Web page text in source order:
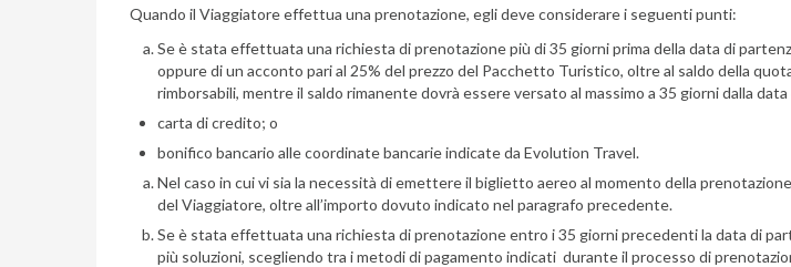
Quando il Viaggiatore effettua una prenotazione, egli deve considerare i seguenti punti:
Se è stata effettuata una richiesta di prenotazione più di 35 giorni prima della data di
oppure di un acconto pari al 25% del prezzo del Pacchetto Turistico, oltre al saldo della
rimborsabili, mentre il saldo rimanente dovrà essere versato al massimo a 35 giorni dalla
carta di credito; o
bonifico bancario alle coordinate bancarie indicate da Evolution Travel.
Nel caso in cui vi sia la necessità di emettere il biglietto aereo al momento della
del Viaggiatore, oltre all’importo dovuto indicato nel paragrafo precedente.
Se è stata effettuata una richiesta di prenotazione entro i 35 giorni precedenti la data di
più soluzioni, scegliendo tra i metodi di pagamento indicati durante il processo di